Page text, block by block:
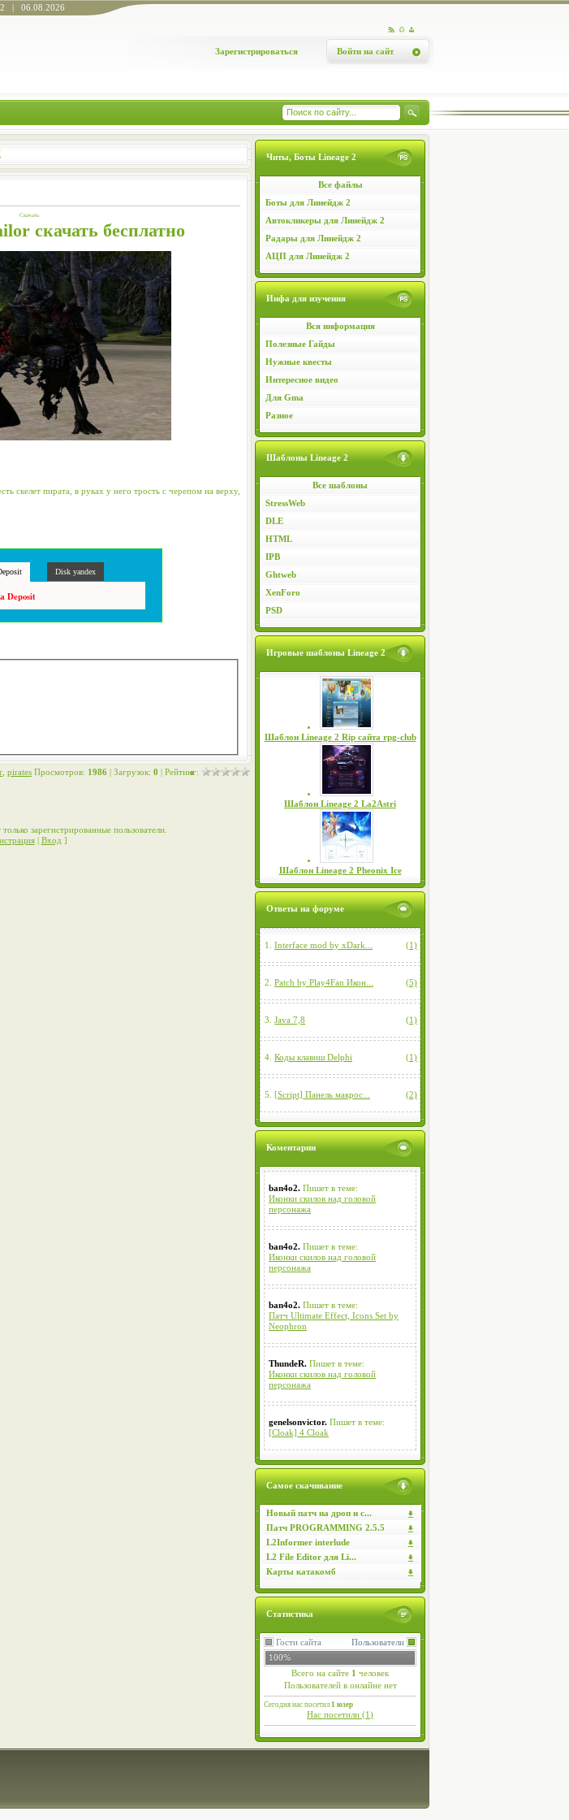
| 06.08.2026
Войти на сайт
Зарегистрироваться
Читы, Боты Lineage 2
Все файлы
Боты для Линейдж 2
Автокликеры для Линейдж 2
Радары для Линейдж 2
АЦП для Линейдж 2
Инфа для изучения
Вся информация
Полезные Гайды
Нужные квесты
Интересное видео
Для Gma
Разное
Шаблоны Lineage 2
Все шаблоны
StressWeb
DLE
HTML
IPB
Ghtweb
XenForo
PSD
Игровые шаблоны Lineage 2
Шаблон Lineage 2 Rip сайта rpg-club
Шаблон Lineage 2 La2Astri
Шаблон Lineage 2 Pheonix Ice
Ответы на форуме
1. Interface mod by xDark... (1)
2. Patch by Play4Fan Икон... (5)
3. Java 7,8 (1)
4. Коды клавиш Delphi (1)
5. [Script] Панель макрос... (2)
Коментарии
ban4o2. Пишет в теме:
Иконки скилов над головой
персонажа
ban4o2. Пишет в теме:
Иконки скилов над головой
персонажа
ban4o2. Пишет в теме:
Патч Ultimate Effect, Icons Set by
Neophron
ThundeR. Пишет в теме:
Иконки скилов над головой
персонажа
genelsonvictor. Пишет в теме:
[Cloak] 4 Cloak
Самое скачивание
Новый патч на дроп и с...
Патч PROGRAMMING 2.5.5
L2Informer interlude
L2 File Editor для Li...
Карты катакомб
Статистика
Пользователи
Гости сайта
100%
Всего на сайте 1 человек
Пользователей в онлайне нет
Сегодня нас посетил1 юзер
Нас посетили (1)
Скачать
скачать бесплатно
скелет пирата, в руках у него трость с черепом на верху,
Disk yandex
Deposit
pirates Просмотров: 1986 | Загрузок: 0 | Рейтинг:
зарегистрированные пользователи.
| Вход ]